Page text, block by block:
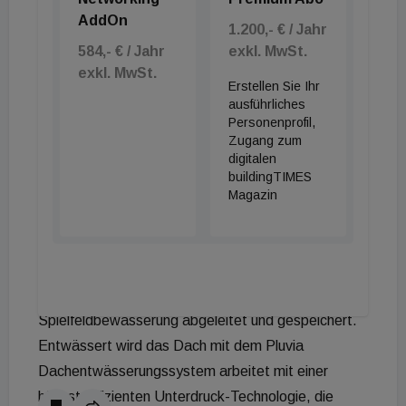
Keramikprodukten, die sich im gesamten
Stadionbereich befinden, wurde im gehobenen
Umfeld der VIP-Area zudem auf High-End-Design
und Know-how von Geberit zurückgegriffen.
Innovative Systeme für mehr Nachhaltigkeit
Auch mit Nachhaltigkeit punktet die neue violette
Heimstätte und ist damit Vorreiter in Österreichs
Spielfeldbewässerung abgeleitet und gespeichert.
Entwässert wird das Dach mit dem Pluvia
Dachentwässerungssystem arbeitet mit einer
höchst effizienten Unterdruck-Technologie, die
AddOn
584,- € / Jahr
exkl. MwSt.
1.200,- € / Jahr
exkl. MwSt.
Erstellen Sie Ihr
ausführliches
Personenprofil,
Zugang zum
digitalen
buildingTIMES
Magazin